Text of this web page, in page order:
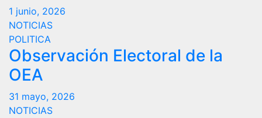
1 junio, 2026
NOTICIAS
POLITICA
Observación Electoral de la
OEA
31 mayo, 2026
NOTICIAS